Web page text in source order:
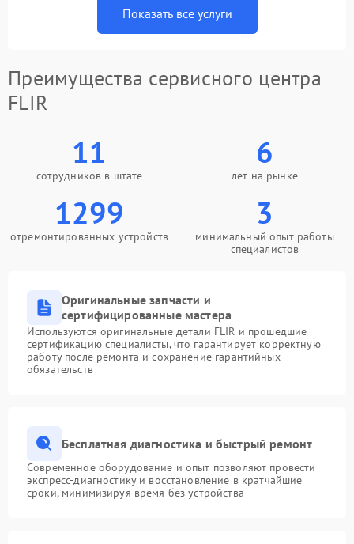
Показать все услуги
Преимущества сервисного центра
FLIR
11
сотрудников в штате
6
лет на рынке
1299
отремонтированных устройств
3
минимальный опыт работы
специалистов
Оригинальные запчасти и
сертифицированные мастера
Используются оригинальные детали FLIR и прошедшие
сертификацию специалисты, что гарантирует корректную
работу после ремонта и сохранение гарантийных
обязательств
Бесплатная диагностика и быстрый ремонт
Современное оборудование и опыт позволяют провести
экспресс-диагностику и восстановление в кратчайшие
сроки, минимизируя время без устройства